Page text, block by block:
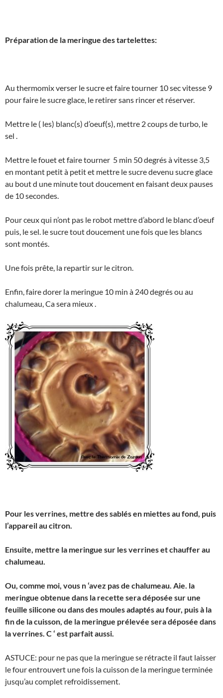
Préparation de la meringue des tartelettes:
Au thermomix verser le sucre et faire tourner 10 sec vitesse 9
pour faire le sucre glace, le retirer sans rincer et réserver.
Mettre le ( les) blanc(s) d’oeuf(s), mettre 2 coups de turbo, le
sel .
Mettre le fouet et faire tourner 5 min 50 degrés à vitesse 3,5
en montant petit à petit et mettre le sucre devenu sucre glace
au bout d une minute tout doucement en faisant deux pauses
de 10 secondes.
Pour ceux qui n’ont pas le robot mettre d’abord le blanc d’oeuf
puis, le sel. le sucre tout doucement une fois que les blancs
sont montés.
Une fois prête, la repartir sur le citron.
Enfin, faire dorer la meringue 10 min à 240 degrés ou au
chalumeau, Ca sera mieux .
Pour les verrines, mettre des sablés en miettes au fond, puis
l’appareil au citron.
Ensuite, mettre la meringue sur les verrines et chauffer au
chalumeau.
Ou, comme moi, vous n ‘avez pas de chalumeau. Aie. la
meringue obtenue dans la recette sera déposée sur une
feuille silicone ou dans des moules adaptés au four, puis à la
fin de la cuisson, de la meringue prélevée sera déposée dans
la verrines. C ‘ est parfait aussi.
ASTUCE: pour ne pas que la meringue se rétracte il faut laisser
le four entrouvert une fois la cuisson de la meringue terminée
jusqu’au complet refroidissement.